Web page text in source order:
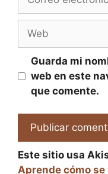
electrónico
Guarda mi
web en este
que comente.
Este sitio usa
Aprende cómo